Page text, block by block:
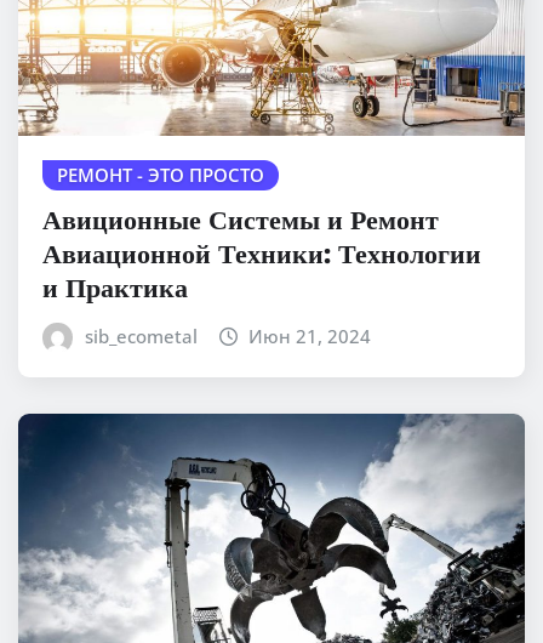
РЕМОНТ - ЭТО ПРОСТО
Авиционные Системы и Ремонт
Авиационной Техники: Технологии
и Практика
sib_ecometal Июн 21, 2024